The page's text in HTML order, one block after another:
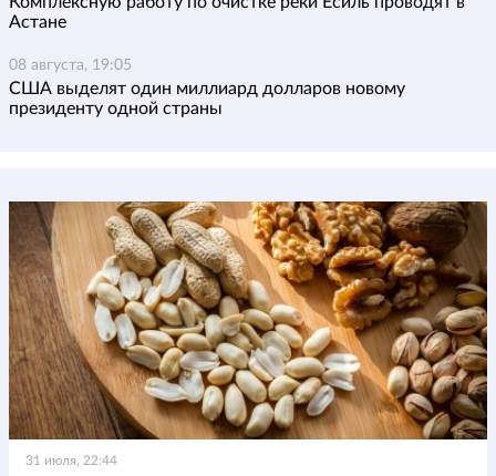
Астане
08 августа, 19:05
США выделят один миллиард долларов новому
президенту одной страны
31 июля, 22:44